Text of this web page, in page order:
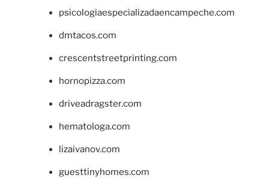
psicologiaespecializadaencampeche.com
dmtacos.com
crescentstreetprinting.com
hornopizza.com
driveadragster.com
hematologa.com
lizaivanov.com
guesttinyhomes.com